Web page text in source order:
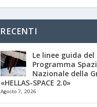
RECENTI
Le linee guida del
Programma
Nazionale della
«HELLAS-SPACE 2.0»
Agosto 7, 2026